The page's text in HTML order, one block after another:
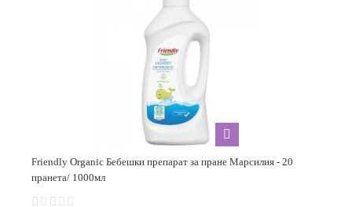
Friendly Organic Бебешки препарат за пране Марсилия - 20
пранета/ 1000мл